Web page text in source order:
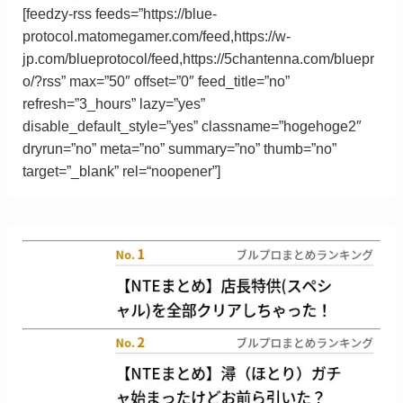
[feedzy-rss feeds=”https://blue-
protocol.matomegamer.com/feed,https://w-
jp.com/blueprotocol/feed,https://5chantenna.com/bluepr
o/?rss” max=”50″ offset=”0″ feed_title=”no”
refresh=”3_hours” lazy=”yes”
disable_default_style=”yes” classname=”hogehoge2″
dryrun=”no” meta=”no” summary=”no” thumb=”no”
target=”_blank” rel=“noopener”]